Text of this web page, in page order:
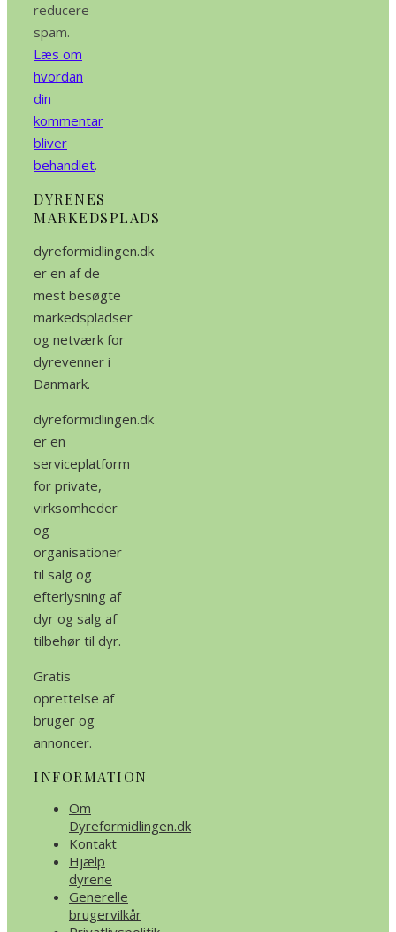
reducere
spam.
Læs om
hvordan
din
kommentar
bliver
behandlet.
DYRENES
MARKEDSPLADS
dyreformidlingen.dk
er en af de
mest besøgte
markedspladser
og netværk for
dyrevenner i
Danmark.
dyreformidlingen.dk
er en
serviceplatform
for private,
virksomheder
og
organisationer
til salg og
efterlysning af
dyr og salg af
tilbehør til dyr.
Gratis
oprettelse af
bruger og
annoncer.
INFORMATION
Om
Dyreformidlingen.dk
Kontakt
Hjælp
dyrene
Generelle
brugervilkår